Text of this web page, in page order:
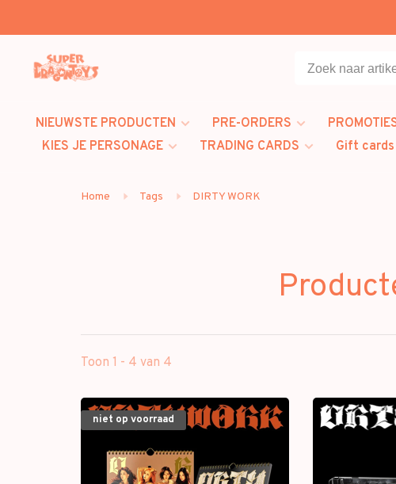
NIEUWSTE PRODUCTEN PRE-ORDERS
KIES JE PERSONAGE
TRADING CARDS Gift cards
Home Tags DIRTY WORK
Toon 1 - 4 van 4
niet op voorraad